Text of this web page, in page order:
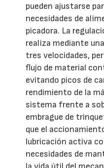
pueden ajustarse
necesidades de
picadora. La
realiza mediante
tres velocidades,
flujo de material
evitando picos de
rendimiento de la
sistema frente a
embrague de
que el
lubricación activa
necesidades de